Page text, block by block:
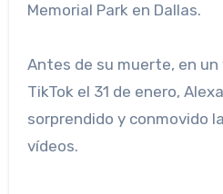
Memorial Park en Dallas.
Antes de su muerte, en un
TikTok el 31 de enero,
sorprendido y conmovido
vídeos.